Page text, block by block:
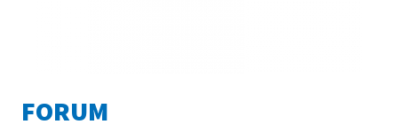
FORUM